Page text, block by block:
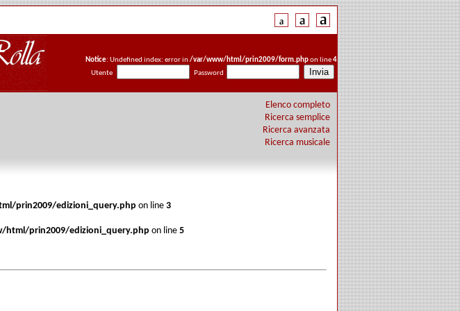
Notice: Undefined index: error in/var/www/html/prin2009/form.phpon line4
Utente
Password
Elenco completo
Ricerca semplice
Ricerca avanzata
Ricerca musicale
prin2009/edizioni_query.php on line 3
html/prin2009/edizioni_query.php on line 5